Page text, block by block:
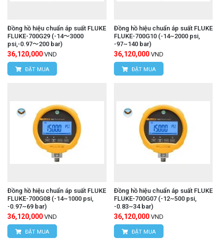
Đồng hồ hiệu chuẩn áp suất FLUKE
FLUKE-700G29 (-14〜3000
psi,-0.97〜200 bar)
36,120,000 VND
ĐẶT MUA
Đồng hồ hiệu chuẩn áp suất FLUKE
FLUKE-700G10 (-14~2000 psi,
-97~140 bar)
36,120,000 VND
ĐẶT MUA
Đồng hồ hiệu chuẩn áp suất FLUKE
FLUKE-700G08 (-14~1000 psi,
-0.97~69 bar)
36,120,000 VND
ĐẶT MUA
Đồng hồ hiệu chuẩn áp suất FLUKE
FLUKE-700G07 (-12~500 psi,
-0.83~34 bar)
36,120,000 VND
ĐẶT MUA